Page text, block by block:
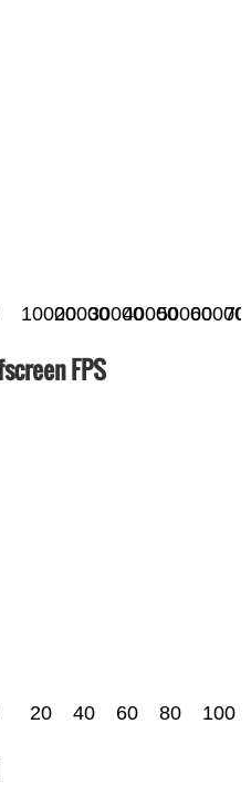
100002000030000400005000060000
FPS
20 40 60 80 100